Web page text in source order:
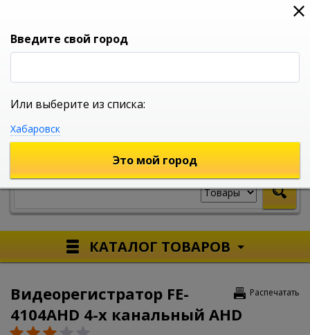
0
УНИВЕРСАЛЬНЫЙ ИНТЕРНЕТ МАГАЗИН
КАТАЛОГ ТОВАРОВ
Распечатать
Видеорегистратор FE-
4104AHD 4-х канальный AHD
Введите свой город
Или выберите из списка:
Хабаровск
Это мой город